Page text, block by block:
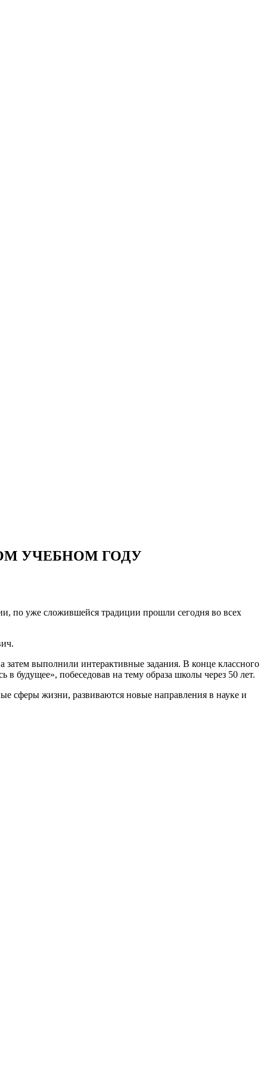
УЧЕБНОМ ГОДУ
по уже сложившейся традиции прошли сегодня во всех
выполнили интерактивные задания. В конце классного
будущее», побеседовав на тему образа школы через 50 лет.
сферы жизни, развиваются новые направления в науке и